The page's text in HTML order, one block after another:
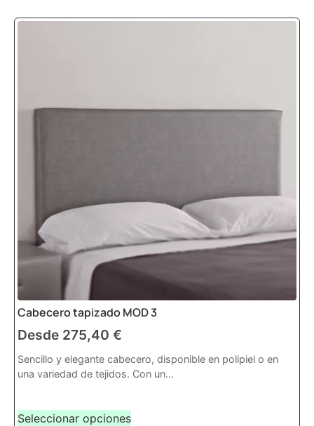
Cabecero tapizado MOD 3
Desde 275,40 €
Sencillo y elegante cabecero, disponible en polipiel o en
una variedad de tejidos. Con un...
Seleccionar opciones